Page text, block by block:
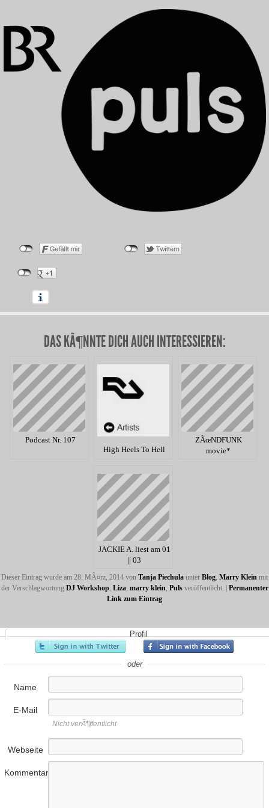
DAS KÃ¶NNTE DICH AUCH INTERESSIEREN:
Podcast Nr. 107
High Heels To Hell
ZÃœNDFUNK
movie*
JACKIE A. liest am 01
|| 03
Dieser Eintrag wurde am 28. MÃ¤rz, 2014 von Tanja Piechula unter Blog, Marry Klein mit
der Verschlagwortung DJ Workshop, Liza, marry klein, Pulsveröffentlicht.
Permanenter
Link zum Eintrag
Profil
oder
Name
E-Mail
Nicht verÃ¶ffentlicht
Webseite
Kommentar